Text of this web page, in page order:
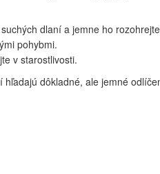
dlaní a jemne ho
pohybmi.
v starostlivosti.
dôkladné, ale jemné